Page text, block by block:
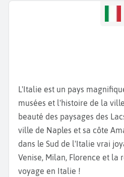
abrite les restes de
mode et de grands
mondialement connu, a
chanteurs d’opéra et
monde. Nous vous
d'assister à l'une de ces
amateurs d’art ou de
conquis par les
L'Italie est un pays
musées et l'histoire de la
beauté des paysages des
ville de Naples et sa côte
dans le Sud de l'Italie vrai
Venise, Milan, Florence et la
voyage en Italie !